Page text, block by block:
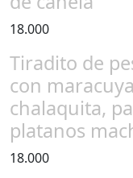
18.000
Tiradito de
con
chalaquita,
platanos
18.000